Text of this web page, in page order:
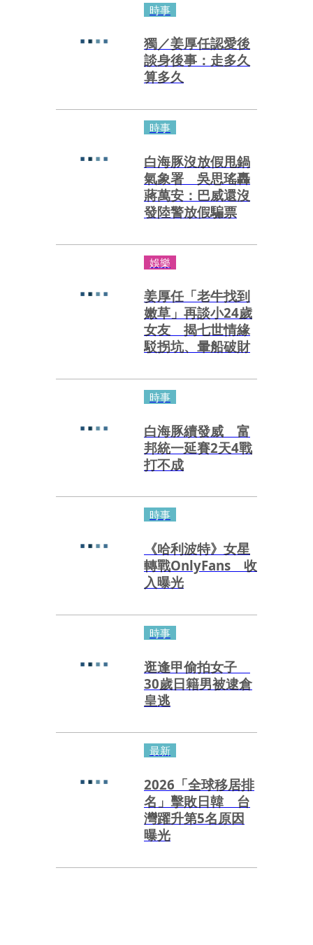
時事
獨／姜厚任認愛後
談身後事：走多久
算多久
時事
白海豚沒放假甩鍋
氣象署 吳思瑤轟
蔣萬安：巴威還沒
發陸警放假騙票
娛樂
姜厚任「老牛找到
嫩草」再談小24歲
女友 揭七世情緣
駁拐坑、暈船破財
時事
白海豚續發威 富
邦統一延賽2天4戰
打不成
時事
《哈利波特》女星
轉戰OnlyFans 收
入曝光
時事
逛逢甲偷拍女子
30歲日籍男被逮倉
皇逃
最新
2026「全球移居排
名」擊敗日韓 台
灣躍升第5名原因
曝光